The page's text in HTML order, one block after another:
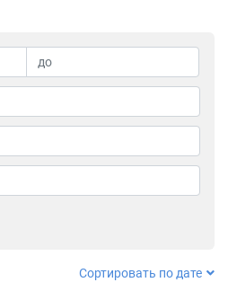
Сортировать по дате